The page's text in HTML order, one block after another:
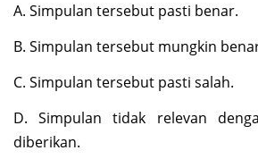
A. Simpulan tersebut pasti benar.
B. Simpulan tersebut mungkin
C. Simpulan tersebut pasti salah.
D. Simpulan tidak relevan
diberikan.